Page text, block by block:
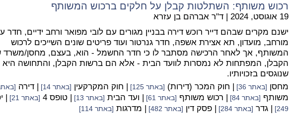
רכוש משותף: השתלטות קבלן על חלקים ברכוש המשותף
19 אוגוסט, 2024 | ד"ר אברהם בן עזרא
ישנם מקרים שבהם דייר רוכש דירה בבניין מגורים עם לובי מפואר ורחב ידיים, חדר
מורחב, מועדון, תא אצירת אשפה, חדר גנרטור ועוד פריטים שונים השייכים לרכוש
המשותף, אך לאחר הרכישה מסתבר לו כי חדר החשמל - הוא, בעצם, מחסן/משרד
הקבלן, המפתחות לא נמסרות לוועד הבית - אלא הם ברשות הקבלן, והתחושה היא
שנוגסים בזכויותיו.
מחסן [באתר 36] | חוק המכר (דירות) [באתר 125] | חוק המקרקעין [באתר 14] | דירה [באתר
משותף [באתר 84] | רכוש משותף [באתר 61] | ועד הבית [באתר 13] | טופס 4 [באתר 21] |
249] | גדר [באתר 284] | פסק דין [באתר 482] | מדרגות [באתר 114]